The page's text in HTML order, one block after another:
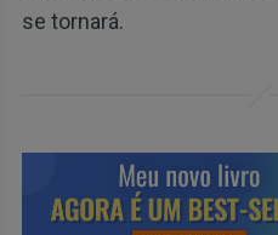
se tornará.